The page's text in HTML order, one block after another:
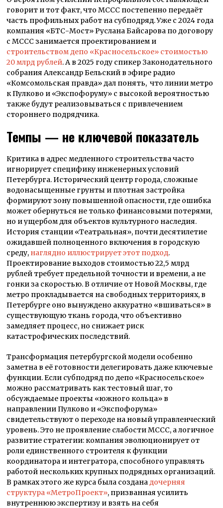
говорит и тот факт, что МССС постепенно передаёт
часть профильных работ на субподряд. Уже с 2024 года
компания «БТС-Мост» Руслана Байсарова по договору
с МССС занимается проектированием и
строительством депо «Красносельское» стоимостью
20 млрд рублей. А в 2025 году спикер Законодательного
собрания Александр Бельский в эфире радио
«Комсомольская правда» дал понять, что линии метро
к Пулково и «Экспофоруму» с высокой вероятностью
также будут реализовываться с привлечением
стороннего подрядчика.
Темпы — не ключевой показатель
Критика в адрес медленного строительства часто
игнорирует специфику инженерных условий
Петербурга. Исторический центр города, сложные
водонасыщенные грунты и плотная застройка
формируют зону повышенной опасности, где ошибка
может обернуться не только финансовыми потерями,
но и ущербом для объектов культурного наследия.
История станции «Театральная», почти десятилетие
ожидавшей полноценного включения в городскую
среду, наглядно иллюстрирует этот подход.
Проектирование выходов стоимостью 22,5 млрд
рублей требует предельной точности и времени, а не
гонки за скоростью. В отличие от Новой Москвы, где
метро прокладывается на свободных территориях, в
Петербурге оно вынуждено аккуратно «вшиваться» в
существующую ткань города, что объективно
замедляет процесс, но снижает риск
катастрофических последствий.
Трансформация петербургской модели особенно
заметна в её готовности делегировать даже ключевые
функции. Если субподряд по депо «Красносельское»
можно рассматривать как тестовый шаг, то
обсуждаемые проекты «южного кольца» в
направлении Пулково и «Экспофорума»
свидетельствуют о переходе на новый управленческий
уровень. Это не проявление слабости МССС, а логичное
развитие стратегии: компания эволюционирует от
роли единственного строителя к функции
координатора и интегратора, способного управлять
работой нескольких крупных подрядных организаций.
В рамках этого же курса была созданадочерняя
структура «МетроПроект», призванная усилить
внутреннюю экспертизу и взять на себя